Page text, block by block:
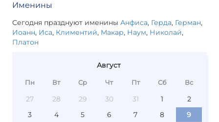
Именины
Сегодня празднуют именины Анфиса, Герда, Герман,
Иоанн, Иса, Климентий, Макар, Наум, Николай,
Платон
Август
Пн Вт Ср Чт Пт Сб Вс
27 28 29 30 31 1
2
3
4 5 6 7 8
9